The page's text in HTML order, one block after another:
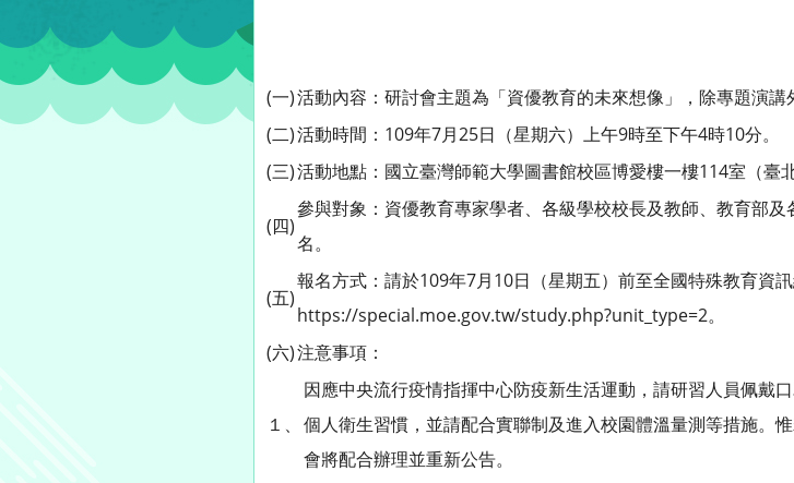
(一)活動內容：研討會主題為「資優教育的未來想像」，除專題演講
(二)活動時間：109年7月25日（星期六）上午9時至下午4時10分。
(三)活動地點：國立臺灣師範大學圖書館校區博愛樓一樓114室（臺
(四)
參與對象：資優教育專家學者、各級學校校長及教師、教育部
名。
(五)
報名方式：請於109年7月10日（星期五）前至全國特殊教育資
https://special.moe.gov.tw/study.php?unit_type=2。
(六)注意事項：
１、
因應中央流行疫情指揮中心防疫新生活運動，請研習人員佩戴
個人衛生習慣，並請配合實聯制及進入校園體溫量測等措施。
會將配合辦理並重新公告。